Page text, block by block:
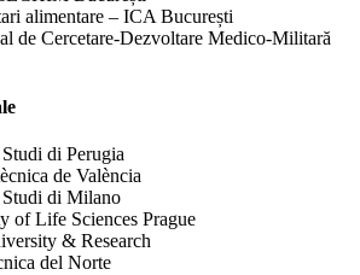
alimentare – ICA București
de Cercetare-Dezvoltare Medico-Militară
di Perugia
de València
di Milano
of Life Sciences Prague
& Research
del Norte